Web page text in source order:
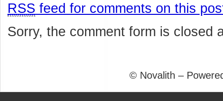
RSS feed for comments on this
Sorry, the comment form is closed
© Novalith –